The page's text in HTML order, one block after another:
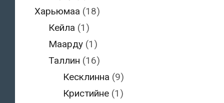
Харьюмаа (18)
Кейла (1)
Маарду (1)
Таллин (16)
Кесклинна (9)
Кристийне(1)